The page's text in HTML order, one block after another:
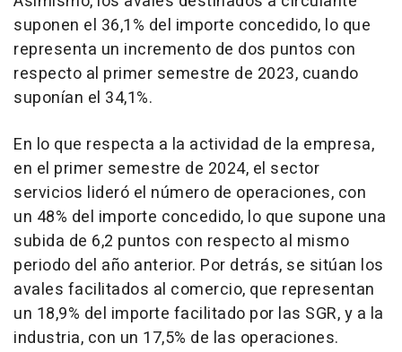
suponen el 36,1% del importe concedido, lo que
representa un incremento de dos puntos con
respecto al primer semestre de 2023, cuando
suponían el 34,1%.
En lo que respecta a la actividad de la empresa,
en el primer semestre de 2024, el sector
servicios lideró el número de operaciones, con
un 48% del importe concedido, lo que supone una
subida de 6,2 puntos con respecto al mismo
periodo del año anterior. Por detrás, se sitúan los
avales facilitados al comercio, que representan
un 18,9% del importe facilitado por las SGR, y a la
industria, con un 17,5% de las operaciones.